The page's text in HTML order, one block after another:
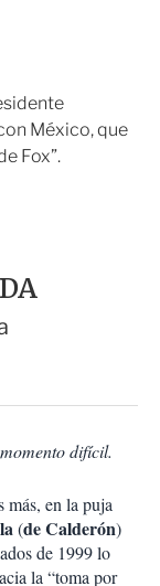
n
México, que
Fox”.
difícil.
más, en la puja
(de Calderón)
de 1999 lo
la “toma por